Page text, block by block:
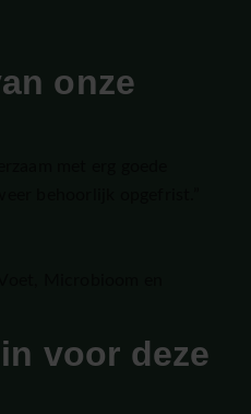
voor deze
onze